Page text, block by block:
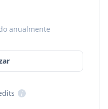
anualmente
i